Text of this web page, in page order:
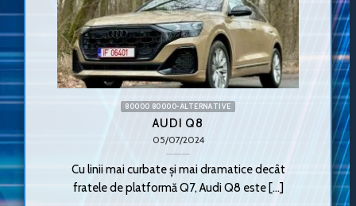
80000 80000-ALTERNATIVE
AUDI Q8
05/07/2024
Cu linii mai curbate și mai dramatice decât
fratele de platformă Q7, Audi Q8 este [...]